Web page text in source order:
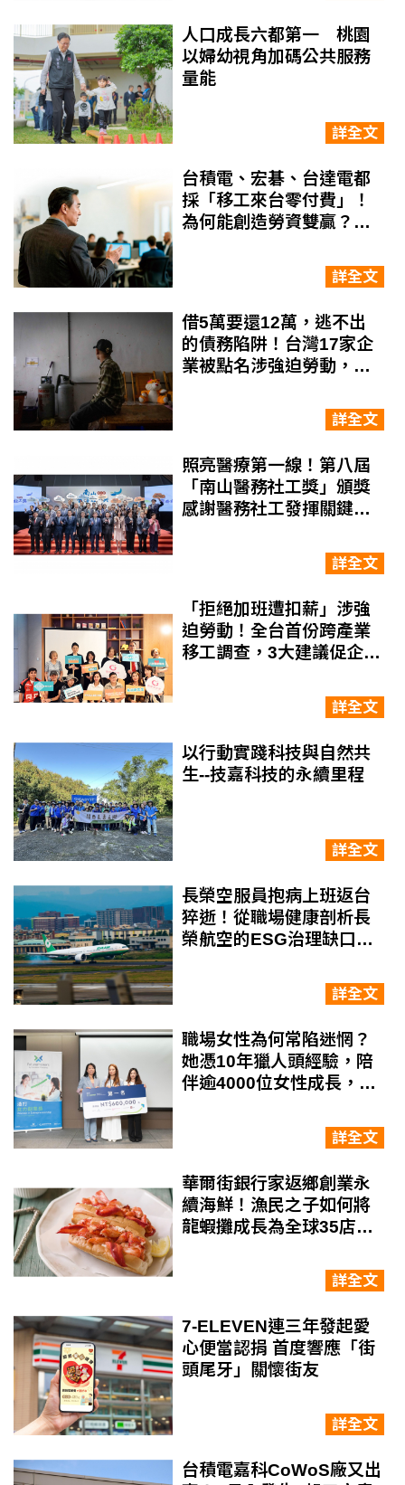
人口成長六都第一 桃園
以婦幼視角加碼公共服務
量能
詳全文
台積電、宏碁、台達電都
採「移工來台零付費」！
為何能創造勞資雙贏？上
詳全文
借5萬要還12萬，逃不出
的債務陷阱！台灣17家企
業被點名涉強迫勞動，揭
詳全文
照亮醫療第一線！第八屆
「南山醫務社工獎」頒獎
感謝醫務社工發揮關鍵力
詳全文
「拒絕加班遭扣薪」涉強
迫勞動！全台首份跨產業
移工調查，3大建議促企業
詳全文
以行動實踐科技與自然共
生--技嘉科技的永續里程
詳全文
長榮空服員抱病上班返台
猝逝！從職場健康剖析長
榮航空的ESG治理缺口，
詳全文
職場女性為何常陷迷惘？
她憑10年獵人頭經驗，陪
伴逾4000位女性成長，奪
詳全文
華爾街銀行家返鄉創業永
續海鮮！漁民之子如何將
龍蝦攤成長為全球35店、
詳全文
7-ELEVEN連三年發起愛
心便當認捐 首度響應「街
頭尾牙」關懷街友
詳全文
台積電嘉科CoWoS廠又出